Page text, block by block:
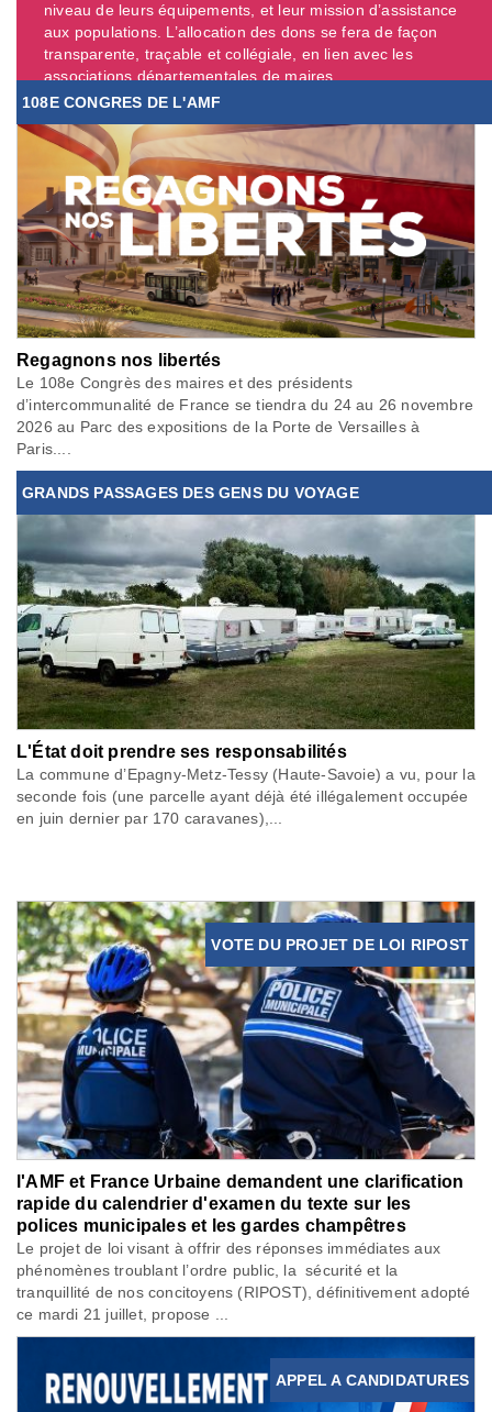
niveau de leurs équipements, et leur mission d’assistance
aux populations. L’allocation des dons se fera de façon
transparente, traçable et collégiale, en lien avec les
associations départementales de maires. ...
108E CONGRES DE L'AMF
Regagnons nos libertés
Le 108e Congrès des maires et des présidents
d’intercommunalité de France se tiendra du 24 au 26 novembre
2026 au Parc des expositions de la Porte de Versailles à
Paris....
GRANDS PASSAGES DES GENS DU VOYAGE
L'État doit prendre ses responsabilités
La commune d’Epagny-Metz-Tessy (Haute-Savoie) a vu, pour la
seconde fois (une parcelle ayant déjà été illégalement occupée
en juin dernier par 170 caravanes),...
VOTE DU PROJET DE LOI RIPOST
l'AMF et France Urbaine demandent une clarification
rapide du calendrier d'examen du texte sur les
polices municipales et les gardes champêtres
Le projet de loi visant à offrir des réponses immédiates aux
phénomènes troublant l’ordre public, la sécurité et la
tranquillité de nos concitoyens (RIPOST), définitivement adopté
ce mardi 21 juillet, propose ...
APPEL A CANDIDATURES